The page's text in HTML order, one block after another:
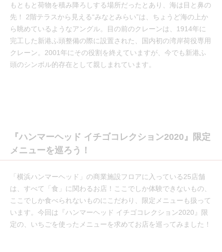
もともと荷物を積み降ろしする場所だったとあり、海は目と鼻の
先！ 2階テラスから見える“みなとみらい”は、ちょうど海の上か
ら眺めているようなアングル。目の前のクレーンは、1914年に
完工した新港ふ頭整備の際に設置された、国内初の湾岸荷役専用
クレーン。2001年にその役割を終えていますが、今でも新港ふ
頭のシンボル的存在として親しまれています。
『ハンマーヘッド イチゴコレクション2020』限定
メニューを巡ろう！
「横浜ハンマーヘッド」の商業施設フロアに入っている25店舗
は、すべて「食」に関わるお店！ここでしか体験できないもの、
ここでしか食べられないものにこだわり、限定メニューも扱って
います。今回は『ハンマーヘッド イチゴコレクション2020』限
定の、いちごを使ったメニューを求めてお店を巡ってみました！